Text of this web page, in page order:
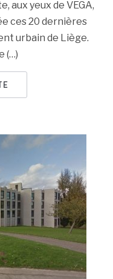
aux yeux de VEGA,
ces 20 dernières
urbain de Liège.
(…)